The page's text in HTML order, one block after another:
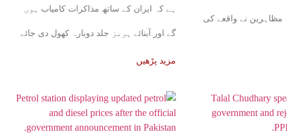
مظاہرین نے واقعے کی
ہے کہ ایران کے ساتھ مذاکرات کامیاب ہوں
گے اور آبنائے ہرمز جلد دوبارہ کھول دی جائے
مزید پڑھیں